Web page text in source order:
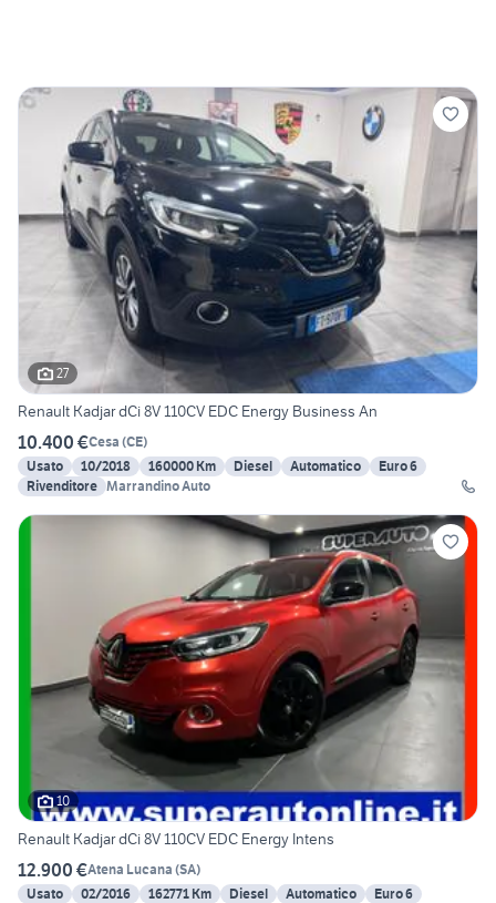
27
Renault Kadjar dCi 8V 110CV EDC Energy Business An
10.400 €Cesa (CE)
Usato
10/2018 160000 Km Diesel Automatico
Euro 6
Rivenditore Marrandino Auto
10
Renault Kadjar dCi 8V 110CV EDC Energy Intens
12.900 €Atena Lucana (SA)
Usato
02/2016 162771 Km Diesel Automatico
Euro 6